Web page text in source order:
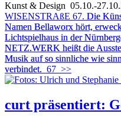
Kunst & Design 05.10.-
WISENSTRAßE 67. Die
Namen Bellaworx hört,
Lichtspielhaus in der
NETZ.WERK heißt die
Musik auf so sinnliche wie
verbindet. 67 >>
curt präsentiert: